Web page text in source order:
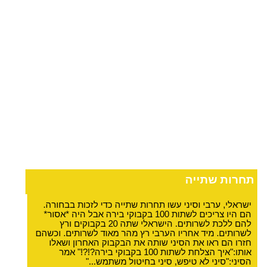
תחרות שתייה
ישראלי, ערבי וסיני עשו תחרות שתייה כדי לזכות בבחורה.
הם היו צריכים לשתות 100 בקבוקי בירה אבל היה *אסור*
להם ללכת לשרותים. הישראלי שתה 20 בקבוקים ורץ
לשרותים. מיד אחריו הערבי רץ מהר מאוד לשרותים. וכשהם
חזרו הם ראו את הסיני שותה את הבקבוק האחרון ושאלו
אותו:"איך הצלחת לשתות 100 בקבוקי בירה?!?!" אמר
הסיני:"סיני לא טיפש, סיני בחיטול משתמש..."